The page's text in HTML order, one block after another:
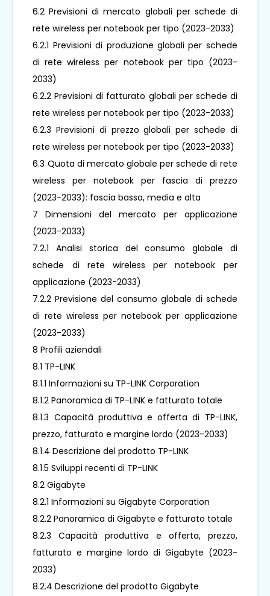
6.2 Previsioni di mercato globali per schede di
rete wireless per notebook per tipo (2023-2033)
6.2.1 Previsioni di produzione globali per schede
di rete wireless per notebook per tipo (2023-
2033)
6.2.2 Previsioni di fatturato globali per schede di
rete wireless per notebook per tipo (2023-2033)
6.2.3 Previsioni di prezzo globali per schede di
rete wireless per notebook per tipo (2023-2033)
6.3 Quota di mercato globale per schede di rete
wireless per notebook per fascia di prezzo
(2023-2033): fascia bassa, media e alta
7 Dimensioni del mercato per applicazione
(2023-2033)
7.2.1 Analisi storica del consumo globale di
schede di rete wireless per notebook per
applicazione (2023-2033)
7.2.2 Previsione del consumo globale di schede
di rete wireless per notebook per applicazione
(2023-2033)
8 Profili aziendali
8.1 TP-LINK
8.1.1 Informazioni su TP-LINK Corporation
8.1.2 Panoramica di TP-LINK e fatturato totale
8.1.3 Capacità produttiva e offerta di TP-LINK,
prezzo, fatturato e margine lordo (2023-2033)
8.1.4 Descrizione del prodotto TP-LINK
8.1.5 Sviluppi recenti di TP-LINK
8.2 Gigabyte
8.2.1 Informazioni su Gigabyte Corporation
8.2.2 Panoramica di Gigabyte e fatturato totale
8.2.3 Capacità produttiva e offerta, prezzo,
fatturato e margine lordo di Gigabyte (2023-
2033)
8.2.4 Descrizione del prodotto Gigabyte